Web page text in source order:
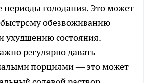
периоды голодания. Это может
обезвоживанию
ухудшению состояния.
регулярно давать
порциями — это может